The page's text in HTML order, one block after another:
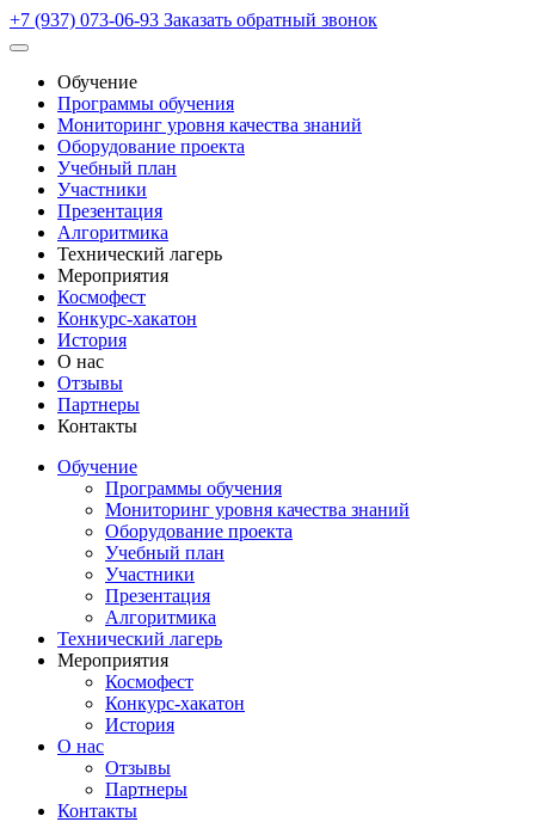
+7 (937) 073-06-93 Заказать обратный звонок
Обучение
Программы обучения
Мониторинг уровня качества знаний
Оборудование проекта
Учебный план
Участники
Презентация
Алгоритмика
Технический лагерь
Мероприятия
Космофест
Конкурс-хакатон
История
О нас
Отзывы
Партнеры
Контакты
Обучение
Программы обучения
Мониторинг уровня качества знаний
Оборудование проекта
Учебный план
Участники
Презентация
Алгоритмика
Технический лагерь
Мероприятия
Космофест
Конкурс-хакатон
История
О нас
Отзывы
Партнеры
Контакты